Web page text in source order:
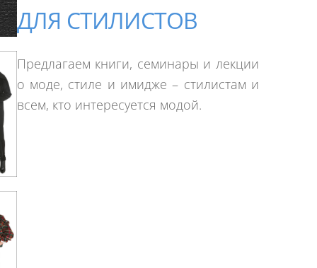
ДЛЯ СТИЛИСТОВ
Предлагаем книги, семинары и лекции
о моде, стиле и имидже – стилистам и
всем, кто интересуется модой.